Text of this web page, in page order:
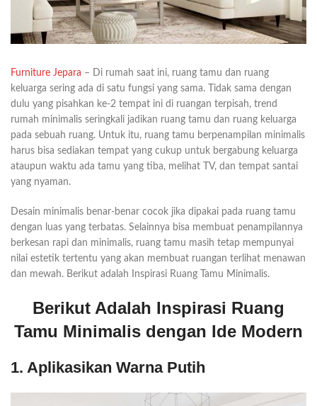
Furniture Jepara – Di rumah saat ini, ruang tamu dan ruang
keluarga sering ada di satu fungsi yang sama. Tidak sama dengan
dulu yang pisahkan ke-2 tempat ini di ruangan terpisah, trend
rumah minimalis seringkali jadikan ruang tamu dan ruang keluarga
pada sebuah ruang. Untuk itu, ruang tamu berpenampilan minimalis
harus bisa sediakan tempat yang cukup untuk bergabung keluarga
ataupun waktu ada tamu yang tiba, melihat TV, dan tempat santai
yang nyaman.
Desain minimalis benar-benar cocok jika dipakai pada ruang tamu
dengan luas yang terbatas. Selainnya bisa membuat penampilannya
berkesan rapi dan minimalis, ruang tamu masih tetap mempunyai
nilai estetik tertentu yang akan membuat ruangan terlihat menawan
dan mewah. Berikut adalah Inspirasi Ruang Tamu Minimalis.
Berikut Adalah Inspirasi Ruang
Tamu Minimalis dengan Ide Modern
1. Aplikasikan Warna Putih